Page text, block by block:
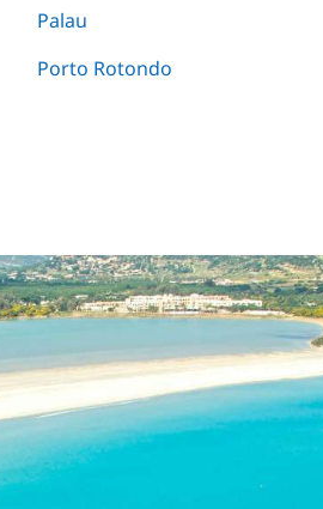
Palau
Porto Rotondo